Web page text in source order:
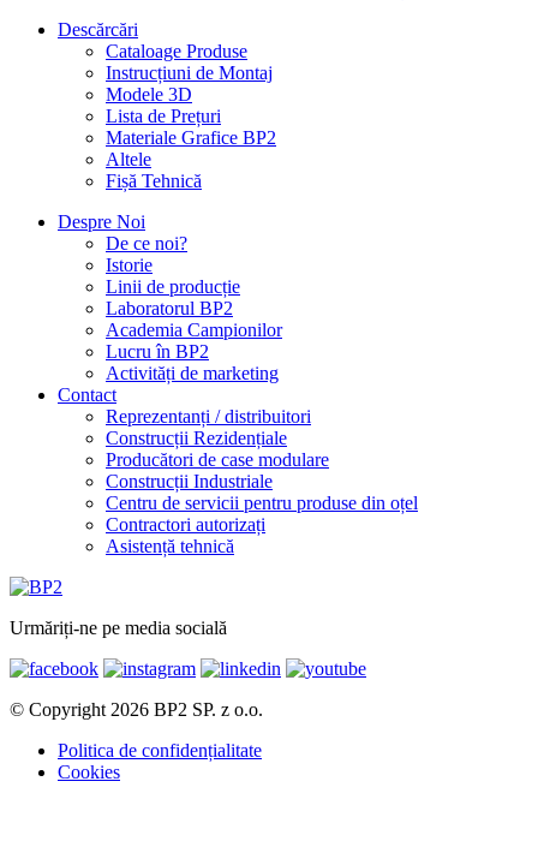
Descărcări
Cataloage Produse
Instrucțiuni de Montaj
Modele 3D
Lista de Prețuri
Materiale Grafice BP2
Altele
Fișă Tehnică
Despre Noi
De ce noi?
Istorie
Linii de producție
Laboratorul BP2
Academia Campionilor
Lucru în BP2
Activități de marketing
Contact
Reprezentanți / distribuitori
Construcții Rezidențiale
Producători de case modulare
Construcții Industriale
Centru de servicii pentru produse din oțel
Contractori autorizați
Asistență tehnică
Urmăriți-ne pe media socială
© Copyright 2026 BP2 SP. z o.o.
Politica de confidențialitate
Cookies